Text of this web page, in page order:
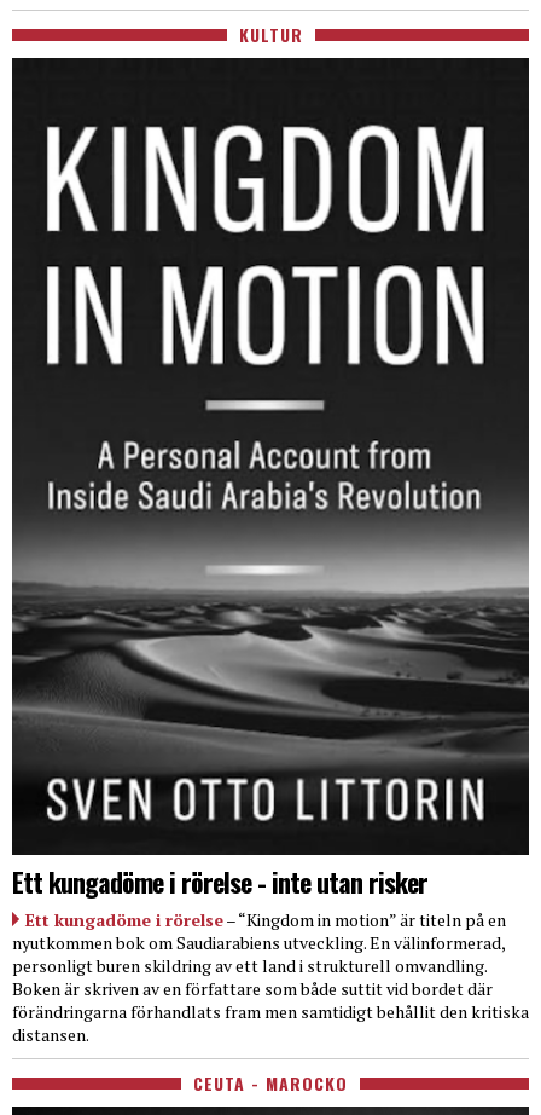
KULTUR
Ett kungadöme i rörelse - inte utan risker
Ett kungadöme i rörelse– “Kingdom in motion” är titeln på en
nyutkommen bok om Saudiarabiens utveckling. En välinformerad,
personligt buren skildring av ett land i strukturell omvandling.
Boken är skriven av en författare som både suttit vid bordet där
förändringarna förhandlats fram men samtidigt behållit den kritiska
distansen.
CEUTA - MAROCKO